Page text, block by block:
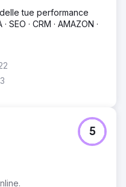
tue performance
SEO · CRM · AMAZON ·
5